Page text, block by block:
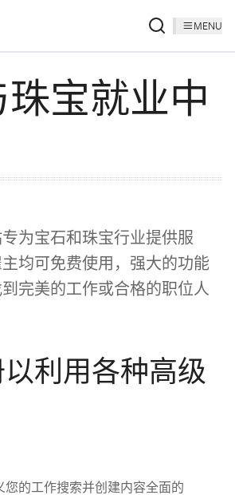
MENU
宝就业中
为宝石和珠宝行业提供服
均可免费使用，强大的功能
完美的工作或合格的职位人
利用各种高级
您的工作搜索并创建内容全面的